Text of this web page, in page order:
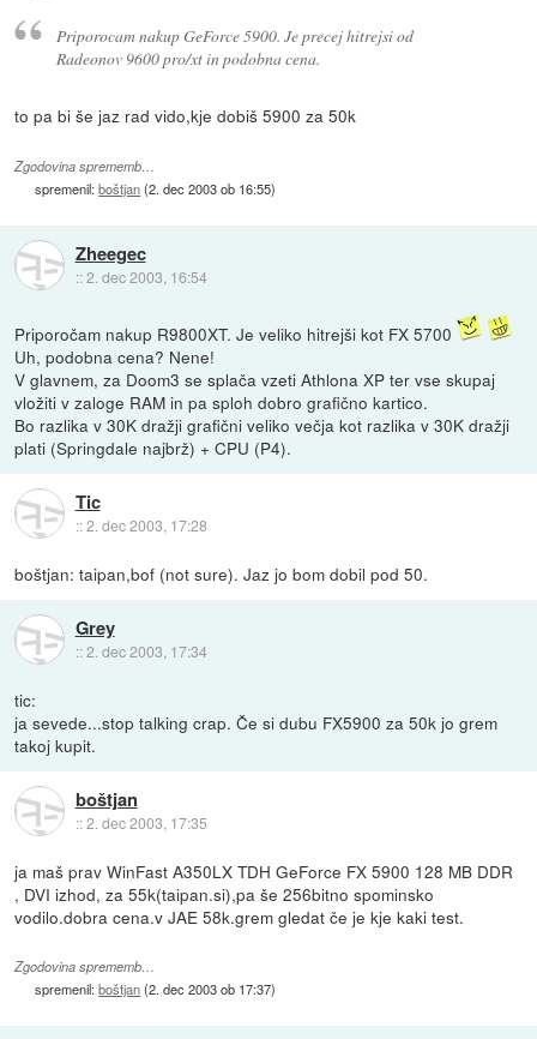
Priporocam nakup GeForce 5900. Je precej hitrejsi od
Radeonov 9600 pro/xt in podobna cena.
to pa bi še jaz rad vido,kje dobiš 5900 za 50k
Zgodovina sprememb…
spremenil:boštjan(2. dec 2003 ob 16:55)
Zheegec
::2. dec 2003, 16:54
Priporočam nakup R9800XT. Je veliko hitrejši kot FX 5700
Uh, podobna cena? Nene!
V glavnem, za Doom3 se splača vzeti Athlona XP ter vse skupaj
vložiti v zaloge RAM in pa sploh dobro grafično kartico.
Bo razlika v 30K dražji grafični veliko večja kot razlika v 30K dražji
plati (Springdale najbrž) + CPU (P4).
Tic
::2. dec 2003, 17:28
boštjan: taipan,bof (not sure). Jaz jo bom dobil pod 50.
Grey
::2. dec 2003, 17:34
tic:
ja sevede...stop talking crap. Če si dubu FX5900 za 50k jo grem
takoj kupit.
boštjan
::2. dec 2003, 17:35
ja maš prav WinFast A350LX TDH GeForce FX 5900 128 MB DDR
, DVI izhod, za 55k(taipan.si),pa še 256bitno spominsko
vodilo.dobra cena.v JAE 58k.grem gledat če je kje kaki test.
Zgodovina sprememb…
spremenil:boštjan(2. dec 2003 ob 17:37)